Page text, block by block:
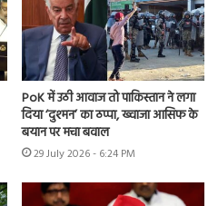
PoK में उठी आवाज तो पाकिस्तान ने लगा
दिया ‘दुश्मन’ का ठप्पा, ख्वाजा आसिफ के
बयान पर मचा बवाल
29 July 2026 - 6:24 PM